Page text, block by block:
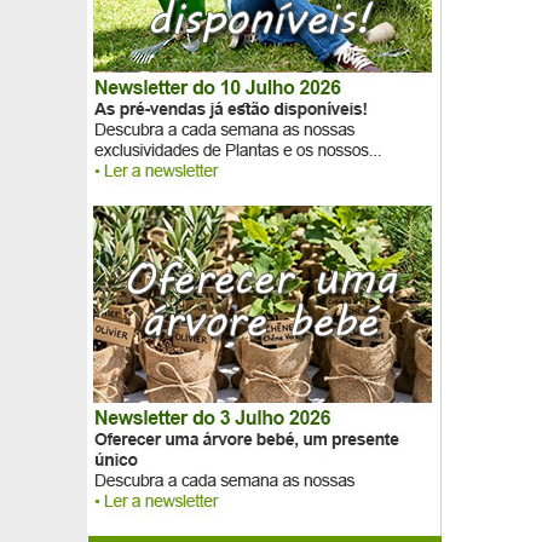
Akebie com cinco folhas
Alcaçuz
Alcaparra comum
Alecrim
Alecrim em pé
Alecrim rasteiro em pé
Alecrim rastejante
Alfarrobeira
Alfazema Bicolor 'Madrid Purple'
Alfazema em pé
Alocasia amazonica
Aloe vera
Alperce-Ameixa Pluot 'Aprimira'
Alperce-Ameixa Pluot 'Dapple Dandy'
Ameixa-de-Natal
Ameixeira 'Mirabelle de Nancy'
Ameixeira 'Président'
Ameixeira 'Quetsche d’Alsace'
Ameixeira 'Reine Claude d’Althan'
Ameixeira 'Reine Claude de Bavay'
Ameixeira 'Reine Claude dorée'
Ameixieira anã auto-fértil